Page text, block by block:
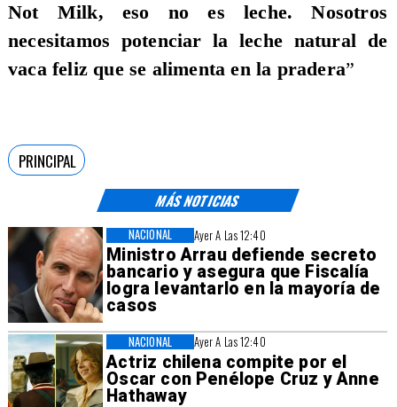
MÁS NOTICIAS
Ayer A Las 12:40
Ministro Arrau defiende secreto
bancario y asegura que Fiscalía
logra levantarlo en la mayoría de
casos
NACIONAL
Ayer A Las 12:40
Actriz chilena compite por el
Oscar con Penélope Cruz y Anne
Hathaway
NACIONAL
Not Milk, eso no es leche. Nosotros
necesitamos potenciar la leche natural de
vaca feliz que se alimenta en la pradera”
PRINCIPAL